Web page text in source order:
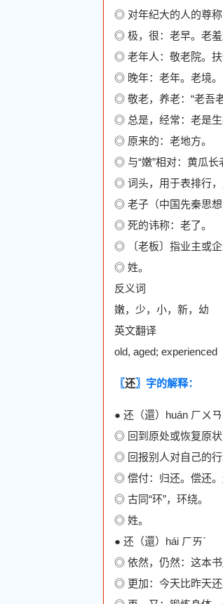
◎ 对年纪大的人的尊称
◎ 极，很：老早。老羞
◎ 老年人：敬老院。扶
◎ 晚年：老年。老境。
◎ 敬老，养老：“老吾
◎ 总是，经常：老是生
◎ 原来的：老地方。
◎ 与“嫩”相对：黄瓜长
◎ 词头，用于表排行，
◎ 老子（中国先秦思想
◎ 死的讳称：老了。
◎ 〔老板〕指业主或企
◎ 姓。
反义词
嫩，少，小，新，幼
英文翻译
old, aged; experienced
〖还〗字的解释：
● 还（還）huán ㄏㄨㄢ
◎ 回到原处或恢复原状
◎ 回报别人对自己的行
◎ 偿付：归还。偿还。
◎ 古同“环”，环绕。
◎ 姓。
● 还（還）hái ㄏㄞˊ
◎ 依然，仍然：这本书
◎ 更加：今天比昨天还